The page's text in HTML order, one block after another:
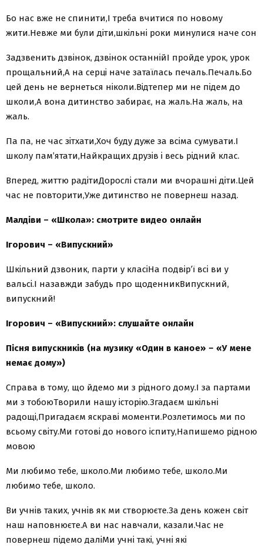
Бо нас вже не спинити,І треба вчитися по новому
жити.Невже ми були діти,шкільні роки минулися наче сон
Задзвенить дзвінок, дзвінок останнійІ пройде урок, урок
прощальний,А на серці наче затаїлась печаль.Печаль.Бо
цей день не вернеться ніколи.Відтепер ми не підем до
школи,А вона дитинство забирає, на жаль.На жаль, на
жаль.
Па па, не час зітхати,Хоч буду дуже за всіма сумувати.І
школу пам’ятати,Найкращих друзів і весь рідний клас.
Вперед, життю радітиДорослі стали ми вчорашні діти.Цей
час не повторити,Уже дитинство не повернеш назад.
Малдіви – «Школа»: смотрите видео онлайн
Ігорович – «Випускний»
Шкільний дзвоник, парти у класіНа подвір’ї всі ви у
вальсі.І назавжди забудь про щоденникВипускний,
випускний!
Ігорович – «Випускний»: слушайте онлайн
Пісня випускників (на музику «Один в каное» – «У мене
немає дому»)
Справа в тому, що йдемо ми з рідного дому.І за партами
ми з тобоюТворили нашу історію.Згадаєм шкільні
радощі,Пригадаєм яскраві моменти.Розлетимось ми по
всьому світу.Ми готові до нового іспиту,Напишемо рідною
мовою
Ми любимо тебе, школо.Ми любимо тебе, школо.Ми
любимо тебе, школо.
Ви учнів таких, учнів як ми створюєте.За день кожен світ
наш наповнюєте.А ви нас навчали, казали.Час не
повернеш підемо даліМи учні такі, учні які